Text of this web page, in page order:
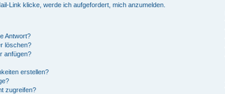
Link klicke, werde ich aufgefordert, mich anzumelden.
Antwort?
löschen?
anfügen?
erstellen?
zugreifen?